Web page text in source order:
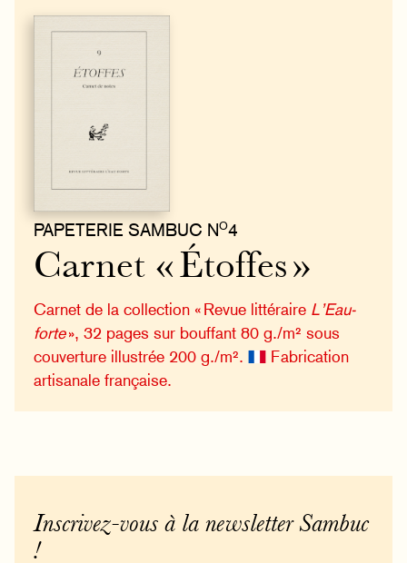
PAPETERIE SAMBUC NO4
Carnet « Étoffes »
Carnet de la collection « Revue littéraire L’Eau-
forte», 32 pages sur bouffant 80 g./m² sous
couverture illustrée 200 g./m².
Fabrication
artisanale française.
Inscrivez-vous à la newsletter Sambuc
!